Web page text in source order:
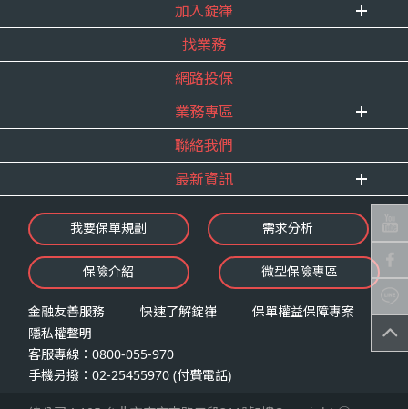
四、當事人依個資法第三條規定得行使之權利及方
（一）當事人得行使之權利
台端就錠嵂公司向 台端所蒐集之個人資
料，得向錠嵂公司行使下列權利，除法令
另有規定或履行契約所必要外，錠嵂公司
查詢或請求閱覽。
請求製給複製本。
請求補充或更正。
請求停止蒐集、處理或利用。
請求刪除。
（二）當事人行使權利之方式
台端如欲行使上述權利時，得以書面方式
向錠嵂公司申請，申請書面送達地址：台
企業資訊
重要事跡
得獎紀錄
服務宣言
合作夥伴
加入錠嵂
內勤招聘
精英招募
年度增員計畫
找業務
網路投保
業務專區
E 線資源網
聯絡我們
最新資訊
最新消息
錠嵂焦點
影音頻道
業務資源分享
我要保單規劃 需求分析
保險介紹 微型保險專區
金融友善服務 快速了解錠嵂
保單權益保障專案
隱私權聲明
客服專線：0800-055-970
手機另撥：02-25455970 (付費電話)